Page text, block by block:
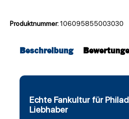
Produktnummer:106095855003030
Beschreibung
Echte Fankultur für
Liebhaber